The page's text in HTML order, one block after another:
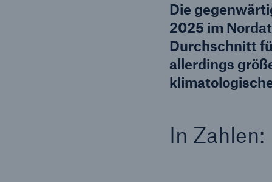
Die
2025 im
Durchschnitt
allerdings
In Zahlen:
der